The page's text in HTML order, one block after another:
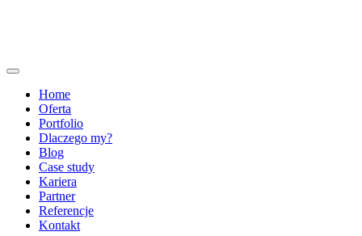
Home
Oferta
Portfolio
Dlaczego my?
Blog
Case study
Kariera
Partner
Referencje
Kontakt